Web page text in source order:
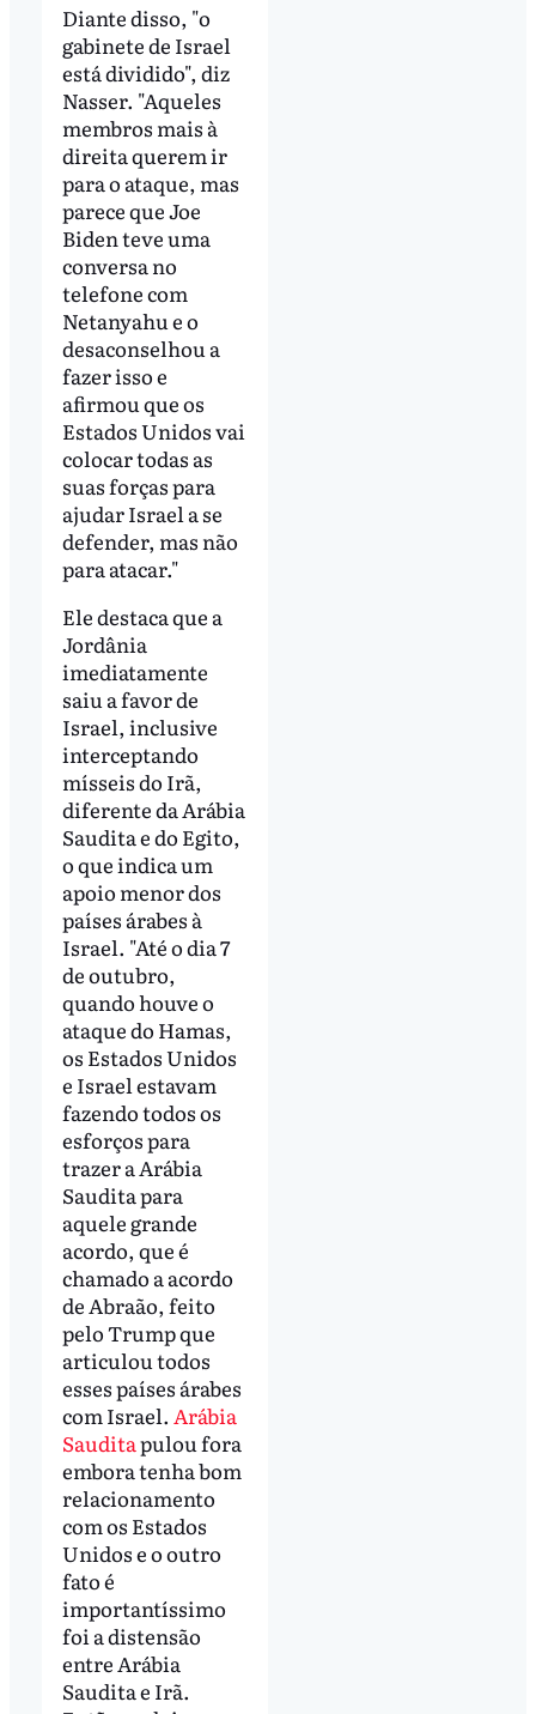
Diante disso, "o
gabinete de Israel
está dividido", diz
Nasser. "Aqueles
membros mais à
direita querem ir
para o ataque, mas
parece que Joe
Biden teve uma
conversa no
telefone com
Netanyahu e o
desaconselhou a
fazer isso e
afirmou que os
Estados Unidos vai
colocar todas as
suas forças para
ajudar Israel a se
defender, mas não
para atacar."
Ele destaca que a
Jordânia
imediatamente
saiu a favor de
Israel, inclusive
interceptando
mísseis do Irã,
diferente da Arábia
Saudita e do Egito,
o que indica um
apoio menor dos
países árabes à
Israel. "Até o dia 7
de outubro,
quando houve o
ataque do Hamas,
os Estados Unidos
e Israel estavam
fazendo todos os
esforços para
trazer a Arábia
Saudita para
aquele grande
acordo, que é
chamado a acordo
de Abraão, feito
pelo Trump que
articulou todos
esses países árabes
com Israel. Arábia
Sauditapulou fora
embora tenha bom
relacionamento
com os Estados
Unidos e o outro
fato é
importantíssimo
foi a distensão
entre Arábia
Saudita e Irã.